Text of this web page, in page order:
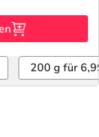
200 g für